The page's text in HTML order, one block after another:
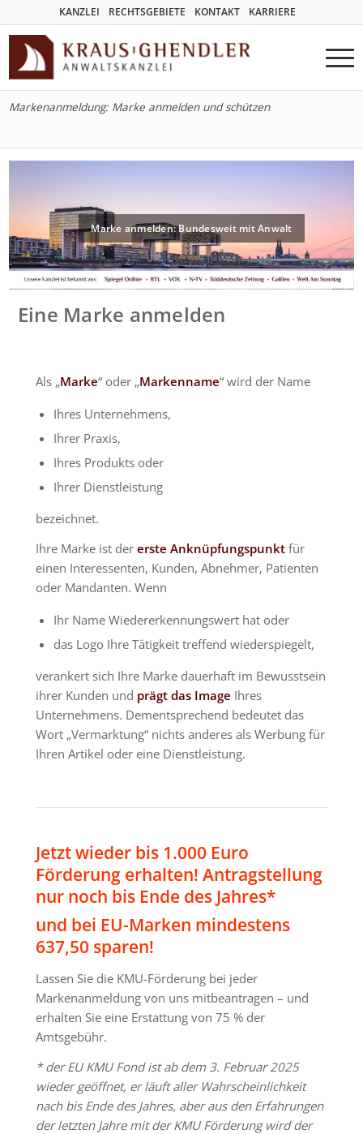
KANZLEI RECHTSGEBIETE KONTAKT KARRIERE
Markenanmeldung: Marke anmelden und schützen
Marke anmelden: Bundesweit mit Anwalt
Eine Marke anmelden
Als „Marke“ oder „Markenname“ wird der Name
Ihres Unternehmens,
Ihrer Praxis,
Ihres Produkts oder
Ihrer Dienstleistung
bezeichnet.
Ihre Marke ist der erste Anknüpfungspunkt für
einen Interessenten, Kunden, Abnehmer, Patienten
oder Mandanten. Wenn
Ihr Name Wiedererkennungswert hat oder
das Logo Ihre Tätigkeit treffend wiederspiegelt,
verankert sich Ihre Marke dauerhaft im Bewusstsein
ihrer Kunden und prägt das Image Ihres
Unternehmens. Dementsprechend bedeutet das
Wort „Vermarktung“ nichts anderes als Werbung für
Ihren Artikel oder eine Dienstleistung.
Jetzt wieder bis 1.000 Euro
Förderung erhalten! Antragstellung
nur noch bis Ende des Jahres*
und bei EU-Marken mindestens
637,50 sparen!
Lassen Sie die KMU-Förderung bei jeder
Markenanmeldung von uns mitbeantragen – und
erhalten Sie eine Erstattung von 75 % der
Amtsgebühr.
* der EU KMU Fond ist ab dem 3. Februar 2025
wieder geöffnet, er läuft aller Wahrscheinlichkeit
nach bis Ende des Jahres, aber aus den Erfahrungen
der letzten Jahre mit der KMU Förderung wird der